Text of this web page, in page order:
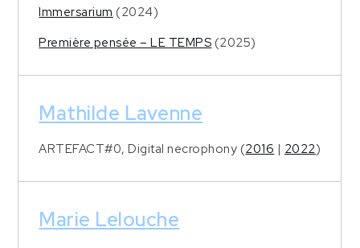
Immersarium (2024)
Première pensée – LE TEMPS (2025)
Mathilde Lavenne
ARTEFACT#0, Digital necrophony (2016 | 2022)
Marie Lelouche